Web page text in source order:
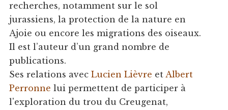
recherches, notamment sur le sol
jurassiens, la protection de la nature en
Ajoie ou encore les migrations des oiseaux.
Il est l’auteur d’un grand nombre de
publications.
Ses relations avec Lucien Lièvre et Albert
Perronne lui permettent de participer à
l'exploration du trou du Creugenat,